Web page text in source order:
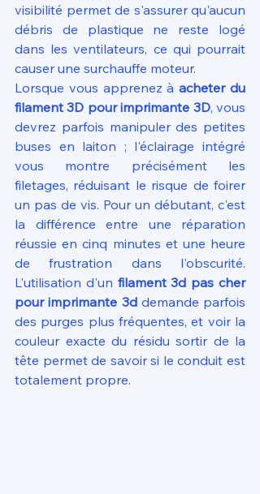
visibilité permet de s'assurer qu'aucun
débris de plastique ne reste logé
dans les ventilateurs, ce qui pourrait
causer une surchauffe moteur.
Lorsque vous apprenez à acheter du
filament 3D pour imprimante 3D, vous
devrez parfois manipuler des petites
buses en laiton ; l'éclairage intégré
vous montre précisément les
filetages, réduisant le risque de foirer
un pas de vis. Pour un débutant, c'est
la différence entre une réparation
réussie en cinq minutes et une heure
de frustration dans l'obscurité.
L'utilisation d'un filament 3d pas cher
pour imprimante 3d demande parfois
des purges plus fréquentes, et voir la
couleur exacte du résidu sortir de la
tête permet de savoir si le conduit est
totalement propre.